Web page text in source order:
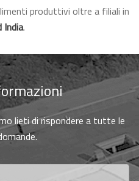
produttivi oltre a filiali in
India.
lieti di rispondere a tutte le